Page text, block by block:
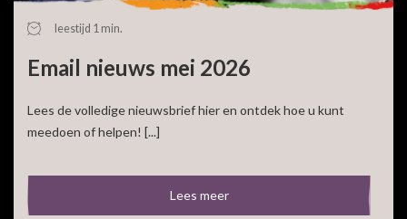
leestijd 1 min.
Email nieuws mei 2026
Lees de volledige nieuwsbrief hier en ontdek hoe u kunt
meedoen of helpen! [...]
Lees meer